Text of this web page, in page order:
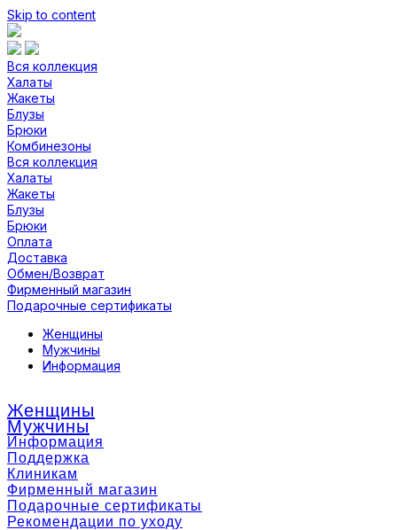
Skip to content
Вся коллекция
Халаты
Жакеты
Блузы
Брюки
Комбинезоны
Вся коллекция
Халаты
Жакеты
Блузы
Брюки
Оплата
Доставка
Обмен/Возврат
Фирменный магазин
Подарочные сертификаты
Женщины
Мужчины
Информация
Женщины
Мужчины
Информация
Поддержка
Клиникам
Фирменный магазин
Подарочные сертификаты
Рекомендации по уходу